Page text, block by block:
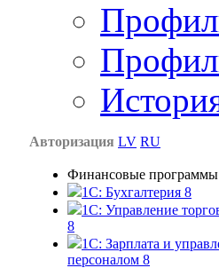
Авторизация LV RU
Финансовые программы
1С: Бухгалтерия 8
1C: Управление
8
1C: Зарплата и
персоналом 8